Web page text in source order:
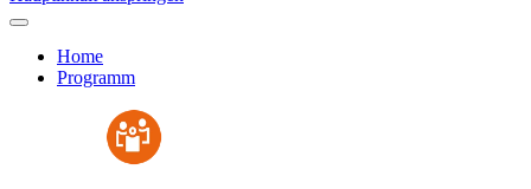
Home
Programm